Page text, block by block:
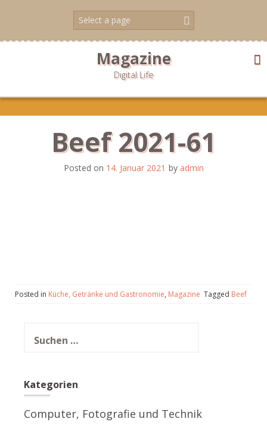
Magazine
Digital Life
Beef 2021-61
Posted on 14. Januar 2021 by admin
Posted in Küche, Getränke und Gastronomie, Magazine Tagged Beef
nach:
Kategorien
Computer, Fotografie und Technik